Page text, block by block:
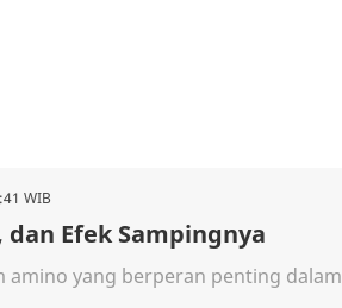
WIB
Efek Sampingnya
amino yang berperan penting dalam